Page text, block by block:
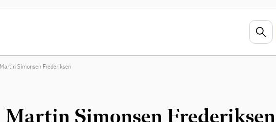
Martin Simonsen Frederiksen
Martin Simonsen Frederiksen